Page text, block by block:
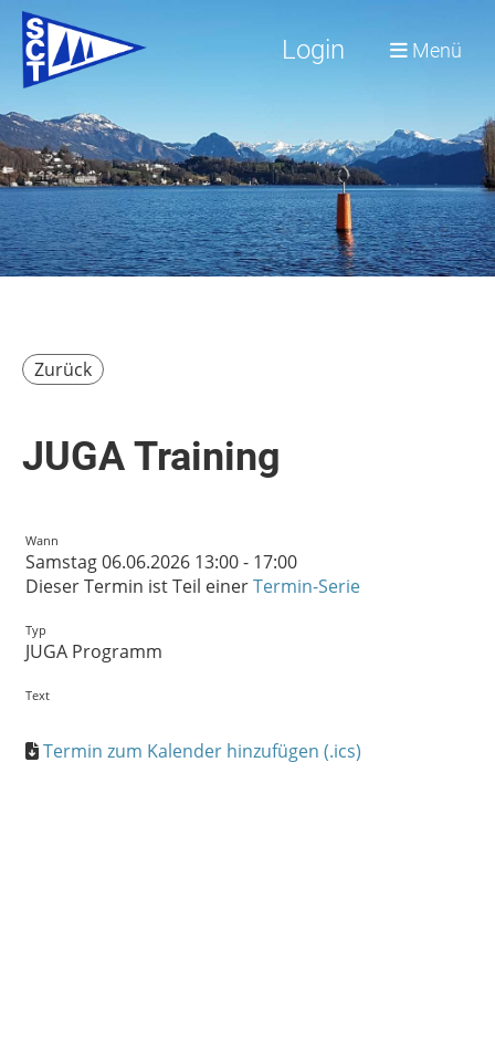
Login Menü
Zurück
JUGA Training
Wann
Samstag 06.06.2026 13:00 - 17:00
Dieser Termin ist Teil einerTermin-Serie
Typ
JUGA Programm
Text
Termin zum Kalender hinzufügen (.ics)